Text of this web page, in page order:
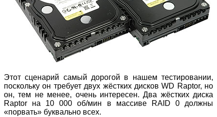
Этот сценарий самый дорогой в нашем тестировании,
поскольку он требует двух жёстких дисков WD Raptor, но
он, тем не менее, очень интересен. Два жёстких диска
Raptor на 10 000 об/мин в массиве RAID 0 должны
«порвать» буквально всех.